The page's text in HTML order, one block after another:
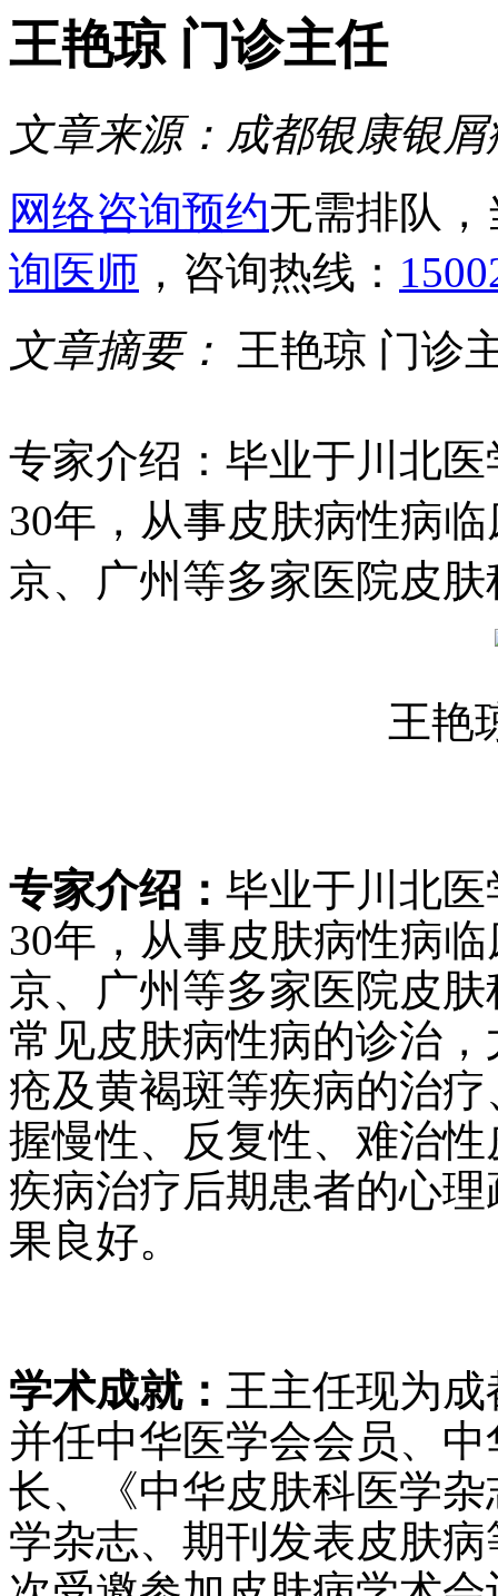
王艳琼 门诊主任
文章来源： 成都银康银
网络咨询预约无需排队
询医师 ，咨询热线：
文章摘要： 王艳琼 门诊
专家介绍：毕业于川北
30年，从事皮肤病性病
京、广州等多家医院皮
王艳
专家介绍： 毕业于川北
30年，从事皮肤病性病
京、广州等多家医院皮
常见皮肤病性病的诊治
疮及黄褐斑等疾病的治
握慢性、反复性、难治
疾病治疗后期患者的心
果良好。
学术成就： 王主任现为
并任中华医学会会员、
长、《中华皮肤科医学
学杂志、期刊发表皮肤